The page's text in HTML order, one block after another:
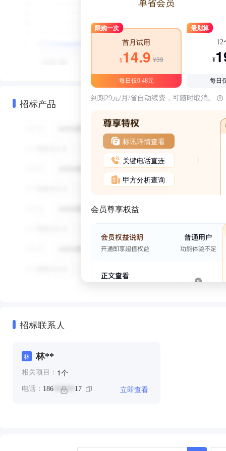
招标产品
限购一次
首月试用
¥14.9 ¥39
每日仅0.48元
最划算
12
¥
每日
到期29元/月/省自动续费，可随时取消。
标讯详情查看
关键电话直连
甲方分析查询
会员尊享权益
招标联系人
林 林**
相关项目： 1个
电话： 186 ****** 17 立即查看